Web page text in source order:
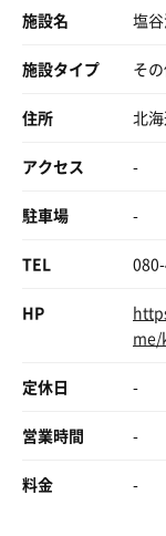
施設名 塩
施設タイプ そ
住所 北
アクセス -
駐車場 -
TEL
HP
定休日 -
営業時間 -
料金 -